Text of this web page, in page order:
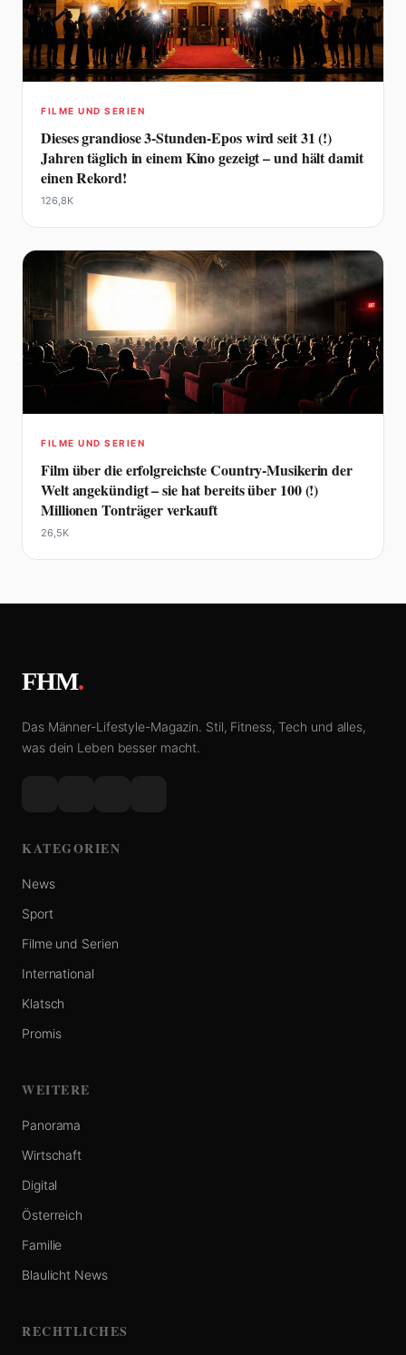
FILME UND SERIEN
Dieses grandiose 3-Stunden-Epos wird seit 31 (!)
Jahren täglich in einem Kino gezeigt – und hält damit
einen Rekord!
126,8K
FILME UND SERIEN
Film über die erfolgreichste Country-Musikerin der
Welt angekündigt – sie hat bereits über 100 (!)
Millionen Tonträger verkauft
26,5K
FHM.
Das Männer-Lifestyle-Magazin. Stil, Fitness, Tech und alles,
was dein Leben besser macht.
KATEGORIEN
News
Sport
Filme und Serien
International
Klatsch
Promis
WEITERE
Panorama
Wirtschaft
Digital
Österreich
Familie
Blaulicht News
RECHTLICHES